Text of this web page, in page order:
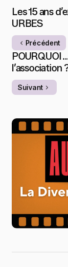
Les 15 ans
URBES
Précédent
POURQUOI
l’association
Suivant